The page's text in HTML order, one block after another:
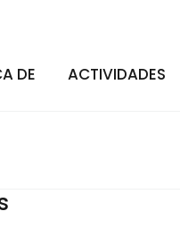
DE ACTIVIDADES